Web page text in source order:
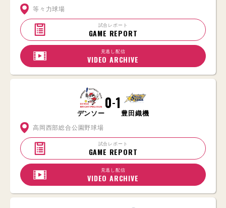
等々力球場
試合レポート
GAME REPORT
見逃し配信
VIDEO ARCHIVE
デンソー
0-1
豊田織機
高岡西部総合公園野球場
試合レポート
GAME REPORT
見逃し配信
VIDEO ARCHIVE